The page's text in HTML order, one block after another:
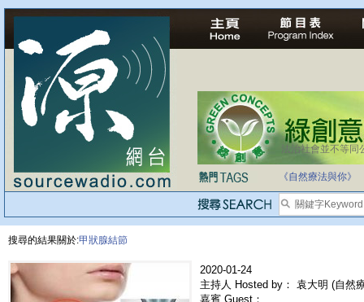
法治社會並不等同
自家教育合法化-
《自然療法與你》
搜尋的結果關於:甲狀腺結節
2020-01-24
主持人 Hosted by： 袁大明 (自然
嘉賓 Guest：